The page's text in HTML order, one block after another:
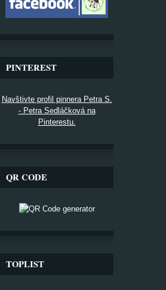
PINTEREST
Navštivte profil pinnera Petra S.
- Petra Sedláčková na
Pinterestu.
QR CODE
TOPLIST